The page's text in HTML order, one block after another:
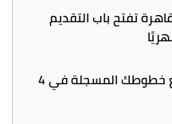
تفتح باب التقديم
قبل ما تقع في مشكلة.. راجع خطوطك المسجلة في 4